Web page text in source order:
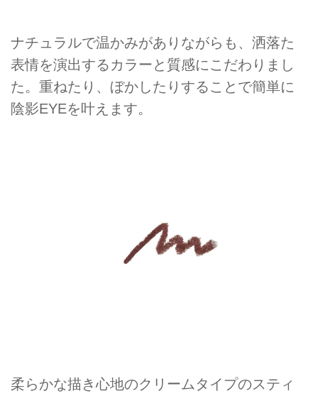
ナチュラルで温かみがありながらも、洒落た
表情を演出するカラーと質感にこだわりまし
た。重ねたり、ぼかしたりすることで簡単に
陰影EYEを叶えます。
柔らかな描き心地のクリームタイプのスティ